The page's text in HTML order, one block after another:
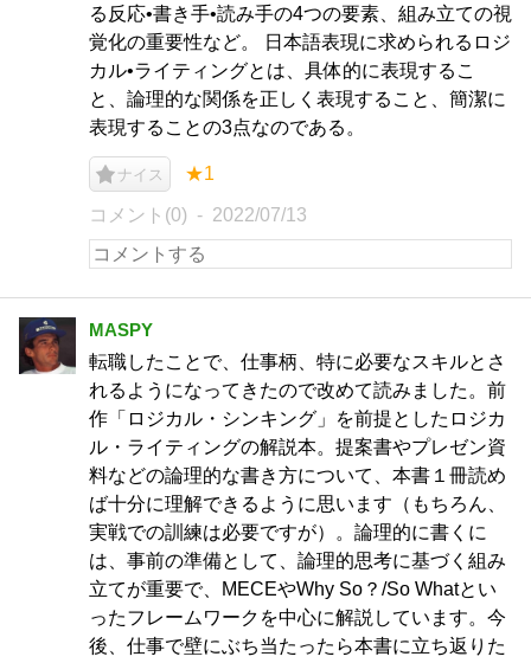
る反応•書き手•読み手の4つの要素、組み立ての視
覚化の重要性など。 日本語表現に求められるロジ
カル•ライティングとは、具体的に表現するこ
と、論理的な関係を正しく表現すること、簡潔に
表現することの3点なのである。
ナイス ★1
コメント(0) 2022/07/13
MASPY
転職したことで、仕事柄、特に必要なスキルとさ
れるようになってきたので改めて読みました。前
作「ロジカル・シンキング」を前提としたロジカ
ル・ライティングの解説本。提案書やプレゼン資
料などの論理的な書き方について、本書１冊読め
ば十分に理解できるように思います（もちろん、
実戦での訓練は必要ですが）。論理的に書くに
は、事前の準備として、論理的思考に基づく組み
立てが重要で、MECEやWhy So？/So Whatとい
ったフレームワークを中心に解説しています。今
後、仕事で壁にぶち当たったら本書に立ち返りた